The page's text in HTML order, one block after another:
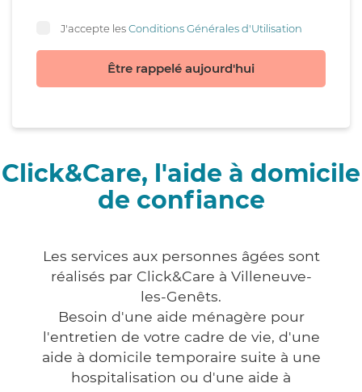
J'accepte lesConditions Générales d'Utilisation
Être rappelé aujourd'hui
Click&Care, l'aide à domicile
de confiance
Les services aux personnes âgées sont
réalisés par Click&Care à Villeneuve-
les-Genêts.
Besoin d'une aide ménagère pour
l'entretien de votre cadre de vie, d'une
aide à domicile temporaire suite à une
hospitalisation ou d'une aide à